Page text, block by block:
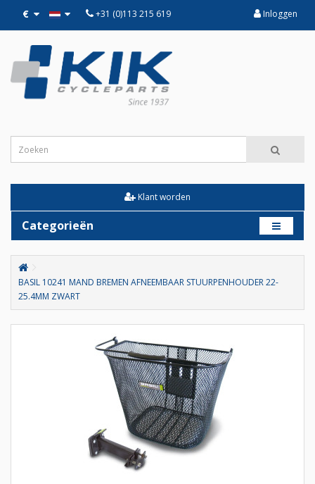
€ +31 (0)113 215 619 Inloggen
Klant worden
Categorieën
BASIL 10241 MAND BREMEN AFNEEMBAAR STUURPENHOUDER 22-
25.4MM ZWART